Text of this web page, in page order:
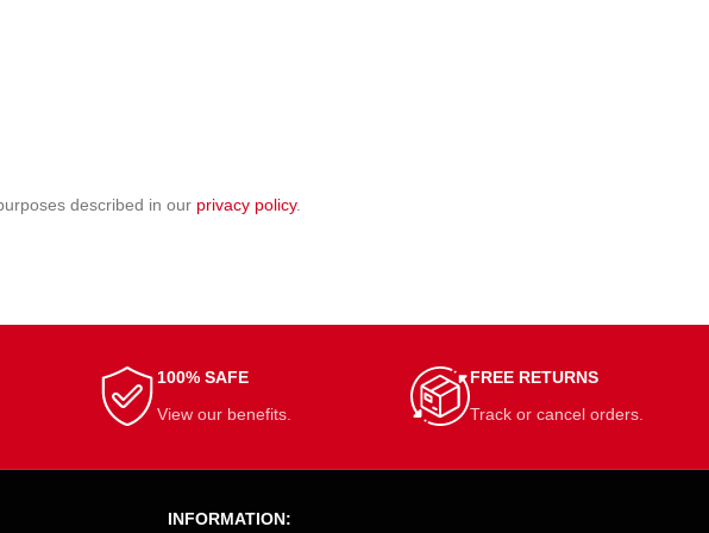
described in our privacy policy.
100% SAFE
View our benefits.
FREE RETURNS
Track or cancel orders.
INFORMATION: